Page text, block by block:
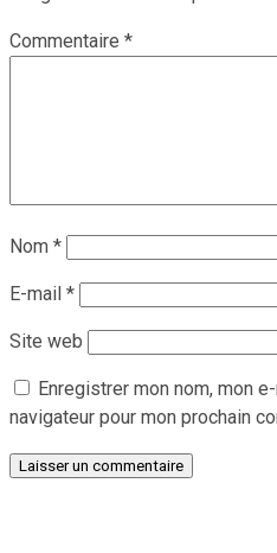
Commentaire *
Nom *
E-mail *
Site web
Enregistrer mon nom, mon
navigateur pour mon prochain